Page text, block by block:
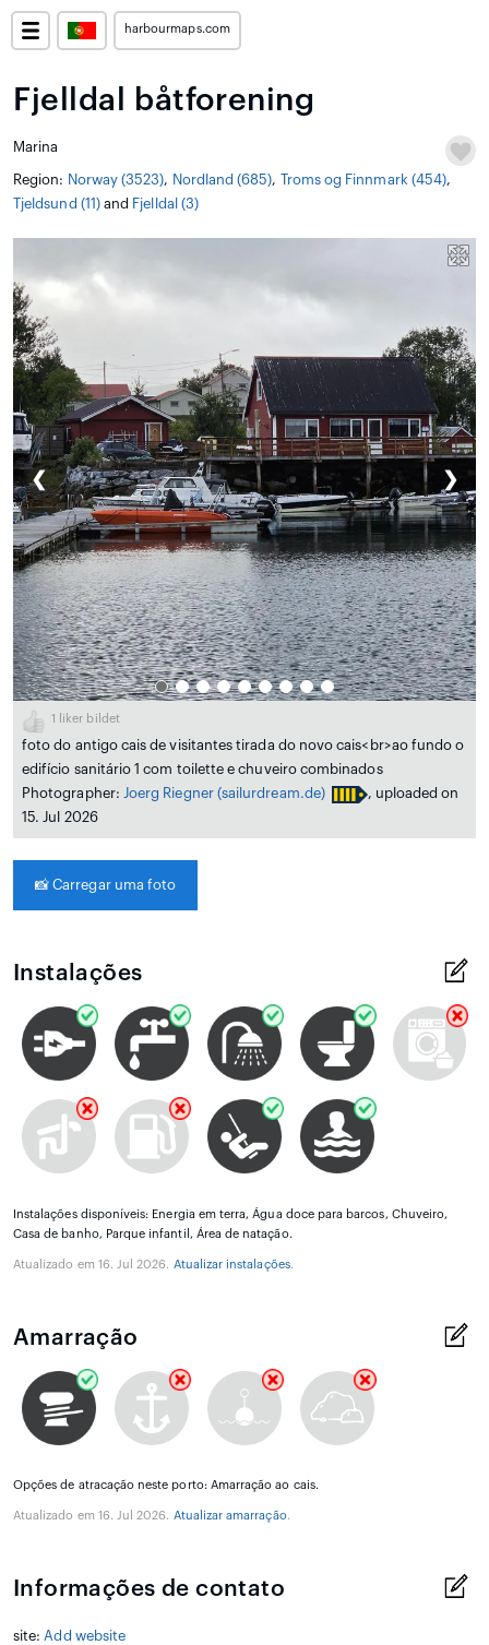
harbourmaps.com
Fjelldal båtforening
Marina
Region: Norway (3523), Nordland (685), Troms og Finnmark (454),
Tjeldsund (11)and Fjelldal (3)
❮ ❯
1 liker bildet
foto do antigo cais de visitantes tirada do novo cais<br>ao fundo o
edifício sanitário 1 com toilette e chuveiro combinados
Photographer: Joerg Riegner (sailurdream.de)
, uploaded on
15. Jul 2026
📸 Carregar uma foto
Instalações
Instalações disponíveis: Energia em terra, Água doce para barcos, Chuveiro,
Casa de banho, Parque infantil, Área de natação.
Atualizado em 16. Jul 2026. Atualizar instalações.
Amarração
Opções de atracação neste porto: Amarração ao cais.
Atualizado em 16. Jul 2026. Atualizar amarração.
Informações de contato
site: Add website